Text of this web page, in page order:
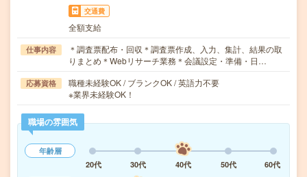
交通費
全額支給
仕事内容
＊調査票配布・回収＊調査票作成、入力、集計、結果の取
りまとめ＊Webリサーチ業務＊会議設定・準備・日…
応募資格
職種未経験OK / ブランクOK / 英語力不要
※業界未経験OK！
職場の雰囲気
年齢層
20代
30代 40代 50代
60代